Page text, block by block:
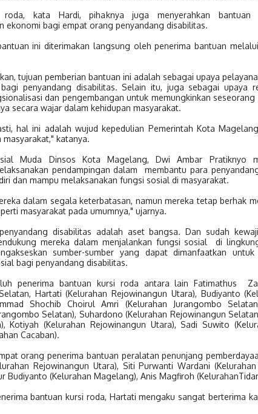
kata Hardi, pihaknya juga menyerahkan bantuan
ekonomi bagi empat orang penyandang disabilitas.
ini diterimakan langsung oleh penerima bantuan
tujuan pemberian bantuan ini adalah sebagai upaya
penyandang disabilitas. Selain itu, juga sebagai upaya
dan pengembangan untuk memungkinkan seseorang
secara wajar dalam kehidupan masyarakat.
hal ini adalah wujud kepedulian Pemerintah Kota
masyarakat," katanya.
Muda Dinsos Kota Magelang, Dwi Ambar Pratiknyo
pendampingan dalam membantu para
dan mampu melaksanakan fungsi sosial di masyarakat.
dalam segala keterbatasan, namun mereka tetap berhak
masyarakat pada umumnya," ujarnya.
disabilitas adalah aset bangsa. Dan sudah
mereka dalam menjalankan fungsi sosial di
sumber-sumber yang dapat dimanfaatkan
bagi penyandang disabilitas.
penerima bantuan kursi roda antara lain Fatimathus
Hartati (Kelurahan Rejowinangun Utara), Budiyanto
Shochib Choirul Amri (Kelurahan Jurangombo
Selatan), Suhardono (Kelurahan Rejowinangun
Kotiyah (Kelurahan Rejowinangun Utara), Sadi Suwito
Cacaban).
orang penerima bantuan peralatan penunjang
Rejowinangun Utara), Siti Purwanti Wardani
Budiyanto (Kelurahan Magelang), Anis Magfiroh
bantuan kursi roda, Hartati mengaku sangat berterima